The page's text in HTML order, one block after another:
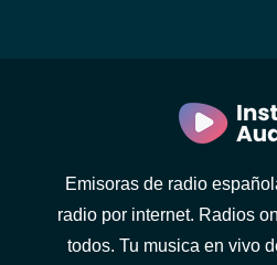
Emisoras de radio
radio por internet. Radios
todos. Tu musica en vivo